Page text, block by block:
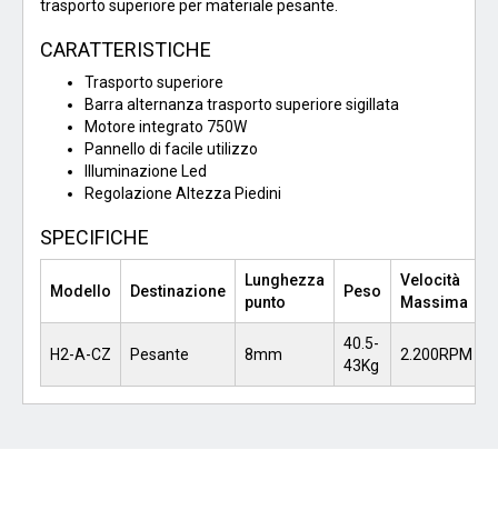
trasporto superiore per materiale pesante.
CARATTERISTICHE
Trasporto superiore
Barra alternanza trasporto superiore sigillata
Motore integrato 750W
Pannello di facile utilizzo
Illuminazione Led
Regolazione Altezza Piedini
SPECIFICHE
Modello Destinazione
Lunghezza
punto
Peso
Velocità
Massima
H2-A-CZ Pesante 8mm
40.5-
43Kg
2.200RPM